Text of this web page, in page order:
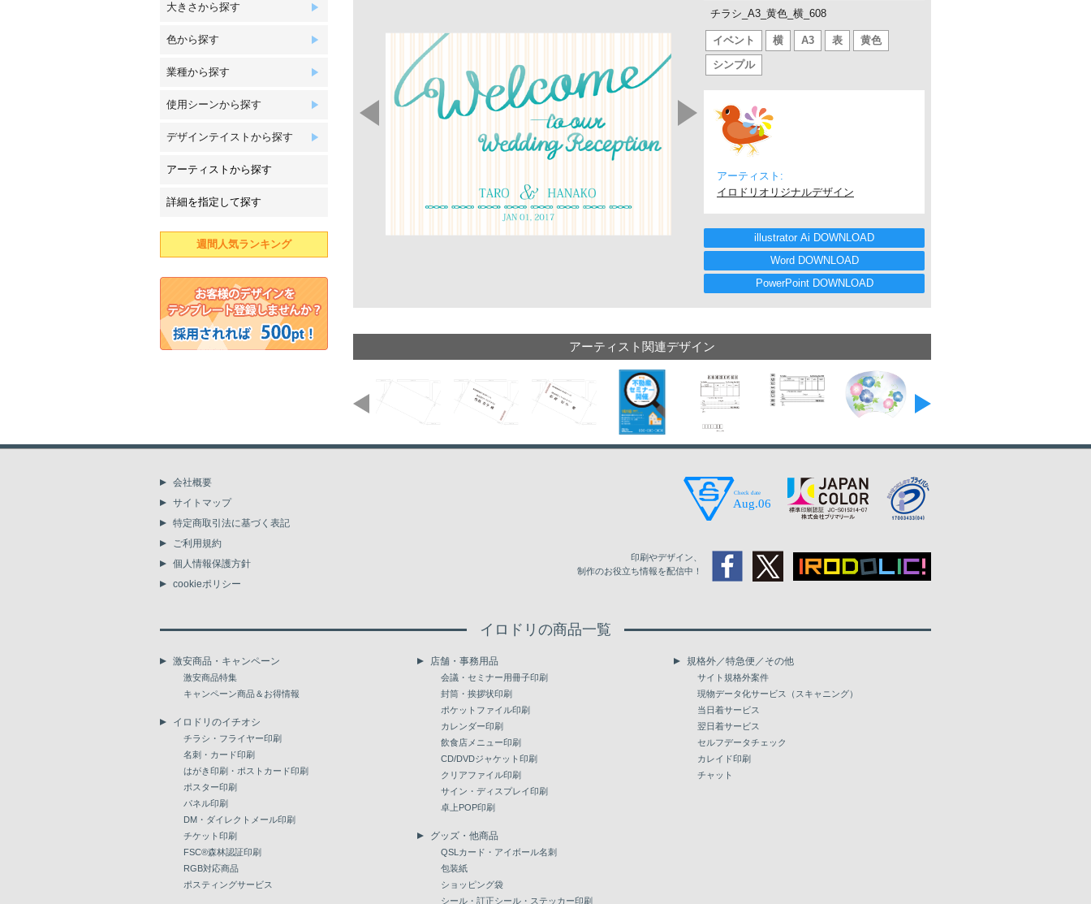
大きさから探す
色から探す
業種から探す
使用シーンから探す
デザインテイストから探す
アーティストから探す
詳細を指定して探す
週間人気ランキング
チラシ_A3_黄色_横_608
イベント 横 A3 表
黄色
シンプル
アーティスト:
イロドリオリジナルデザイン
illustrator Ai DOWNLOAD
Word DOWNLOAD
PowerPoint DOWNLOAD
アーティスト関連デザイン
会社概要
サイトマップ
特定商取引法に基づく表記
ご利用規約
個人情報保護方針
cookieポリシー
印刷やデザイン、
制作のお役立ち情報を配信中！
イロドリの商品一覧
激安商品・キャンペーン
激安商品特集
キャンペーン商品＆お得情報
イロドリのイチオシ
チラシ・フライヤー印刷
名刺・カード印刷
はがき印刷・ポストカード印刷
ポスター印刷
パネル印刷
DM・ダイレクトメール印刷
チケット印刷
FSC®森林認証印刷
RGB対応商品
ポスティングサービス
店舗・事務用品
会議・セミナー用冊子印刷
封筒・挨拶状印刷
ポケットファイル印刷
カレンダー印刷
飲食店メニュー印刷
CD/DVDジャケット印刷
クリアファイル印刷
サイン・ディスプレイ印刷
卓上POP印刷
グッズ・他商品
QSLカード・アイボール名刺
包装紙
ショッピング袋
シール・訂正シール・ステッカー印刷
規格外／特急便／その他
サイト規格外案件
現物データ化サービス（スキャニング）
当日着サービス
翌日着サービス
セルフデータチェック
カレイド印刷
チャット